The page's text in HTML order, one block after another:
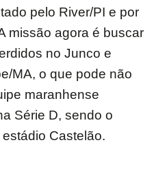
pelo River/PI e por
missão agora é buscar
no Junco e
MA, o que pode não
maranhense
Série D, sendo o
Castelão.